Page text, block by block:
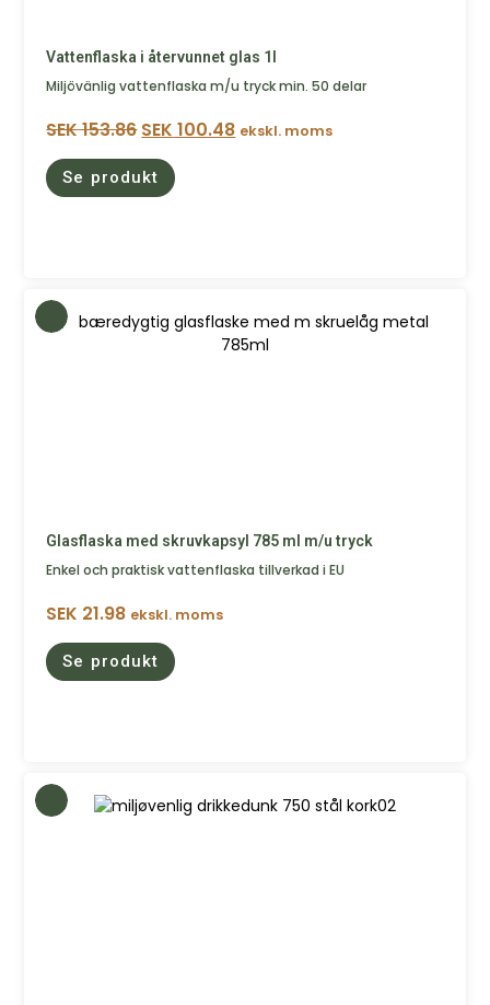
Vattenflaska i återvunnet glas 1l
Miljövänlig vattenflaska m/u tryck min. 50 delar
SEK153.86 SEK 100.48 ekskl. moms
Se produkt
Glasflaska med skruvkapsyl 785 ml m/u tryck
Enkel och praktisk vattenflaska tillverkad i EU
SEK 21.98 ekskl. moms
Se produkt